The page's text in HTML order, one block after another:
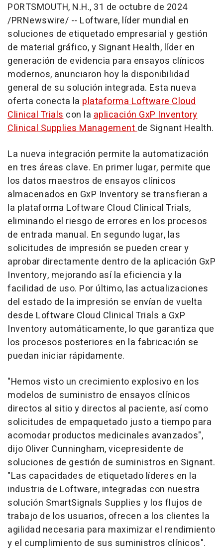
PORTSMOUTH, N.H., 31 de octubre de 2024
/PRNewswire/ -- Loftware, líder mundial en
soluciones de etiquetado empresarial y gestión
de material gráfico, y Signant Health, líder en
generación de evidencia para ensayos clínicos
modernos, anunciaron hoy la disponibilidad
general de su solución integrada. Esta nueva
oferta conecta la plataforma Loftware Cloud
Clinical Trialscon laaplicación GxP Inventory
Clinical Supplies Managementde Signant Health.
La nueva integración permite la automatización
en tres áreas clave. En primer lugar, permite que
los datos maestros de ensayos clínicos
almacenados en GxP Inventory se transfieran a
la plataforma Loftware Cloud Clinical Trials,
eliminando el riesgo de errores en los procesos
de entrada manual. En segundo lugar, las
solicitudes de impresión se pueden crear y
aprobar directamente dentro de la aplicación GxP
Inventory, mejorando así la eficiencia y la
facilidad de uso. Por último, las actualizaciones
del estado de la impresión se envían de vuelta
desde Loftware Cloud Clinical Trials a GxP
Inventory automáticamente, lo que garantiza que
los procesos posteriores en la fabricación se
puedan iniciar rápidamente.
"Hemos visto un crecimiento explosivo en los
modelos de suministro de ensayos clínicos
directos al sitio y directos al paciente, así como
solicitudes de empaquetado justo a tiempo para
acomodar productos medicinales avanzados",
dijo Oliver Cunningham, vicepresidente de
soluciones de gestión de suministros en Signant.
"Las capacidades de etiquetado líderes en la
industria de Loftware, integradas con nuestra
solución SmartSignals Supplies y los flujos de
trabajo de los usuarios, ofrecen a los clientes la
agilidad necesaria para maximizar el rendimiento
y el cumplimiento de sus suministros clínicos".